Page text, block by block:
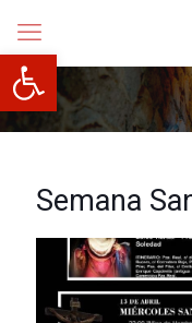
Abrir barra de
Semana